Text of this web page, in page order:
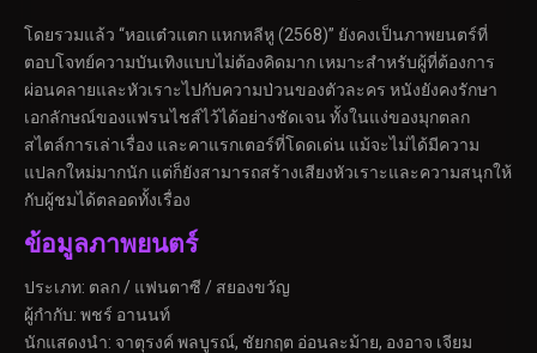
โดยรวมแล้ว “หอแต๋วแตก แหกหลีหู (2568)” ยังคงเป็นภาพยนตร์ที่
ตอบโจทย์ความบันเทิงแบบไม่ต้องคิดมาก เหมาะสำหรับผู้ที่ต้องการ
ผ่อนคลายและหัวเราะไปกับความป่วนของตัวละคร หนังยังคงรักษา
เอกลักษณ์ของแฟรนไชส์ไว้ได้อย่างชัดเจน ทั้งในแง่ของมุกตลก
สไตล์การเล่าเรื่อง และคาแรกเตอร์ที่โดดเด่น แม้จะไม่ได้มีความ
แปลกใหม่มากนัก แต่ก็ยังสามารถสร้างเสียงหัวเราะและความสนุกให้
กับผู้ชมได้ตลอดทั้งเรื่อง
ข้อมูลภาพยนตร์
ประเภท: ตลก / แฟนตาซี / สยองขวัญ
ผู้กำกับ: พชร์ อานนท์
นักแสดงนำ: จาตุรงค์ พลบูรณ์, ชัยกฤต อ่อนละม้าย, องอาจ เจียม